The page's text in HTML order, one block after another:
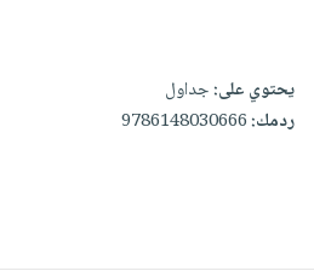
يحتوي على:جداول
ردمك:9786148030666